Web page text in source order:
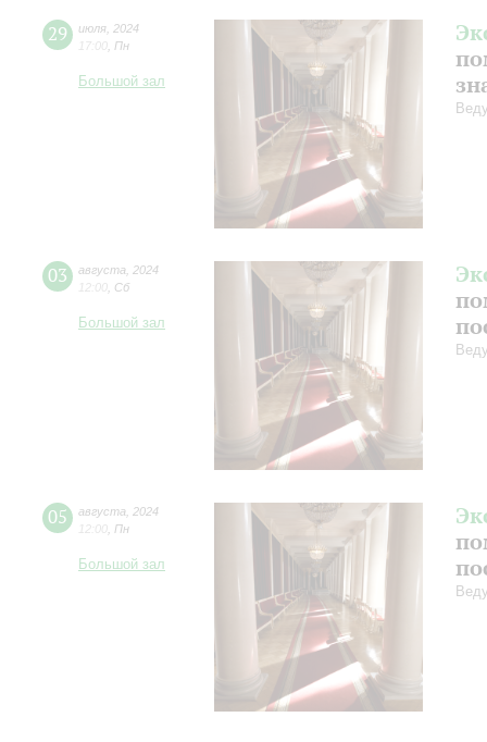
29 июля 2024
17:00 Пн
Большой зал
03 августа
2024
12:00 Сб
Большой зал
05 августа
2024
12:00 Пн
Большой зал